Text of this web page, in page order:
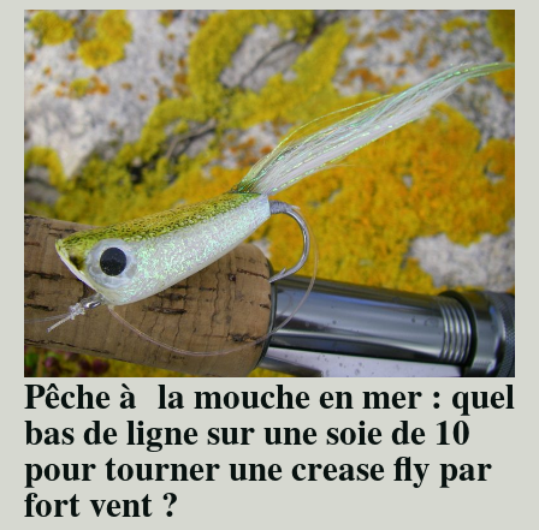
Pêche à la mouche en mer : quel
bas de ligne sur une soie de 10
pour tourner une crease fly par
fort vent ?